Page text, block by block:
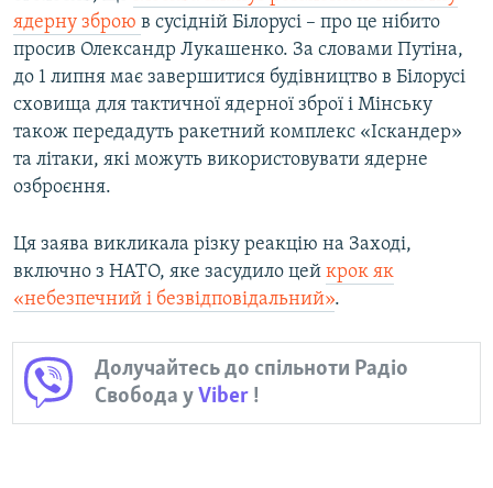
ядерну зброю в сусідній Білорусі – про це нібито
просив Олександр Лукашенко. За словами Путіна,
до 1 липня має завершитися будівництво в Білорусі
сховища для тактичної ядерної зброї і Мінську
також передадуть ракетний комплекс «Іскандер»
та літаки, які можуть використовувати ядерне
озброєння.
Ця заява викликала різку реакцію на Заході,
включно з НАТО, яке засудило цей крок як
«небезпечний і безвідповідальний».
Долучайтесь до спільноти Радіо
Свобода уViber !